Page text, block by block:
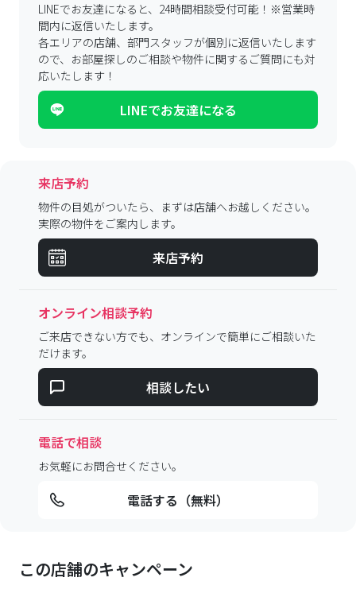
LINEでお友達になると、24時間相談受付可能！ ※営業時
間内に返信いたします。
各エリアの店舗、部門スタッフが個別に返信いたします
ので、 お部屋探しのご相談や物件に関するご質問にも対
応いたします！
LINEでお友達になる
来店予約
物件の目処がついたら、まずは店舗へお越しください。
実際の物件をご案内します。
来店予約
オンライン相談予約
ご来店できない方でも、オンラインで簡単にご相談いた
だけます。
相談したい
電話で相談
お気軽にお問合せください。
電話する（無料）
この店舗のキャンペーン